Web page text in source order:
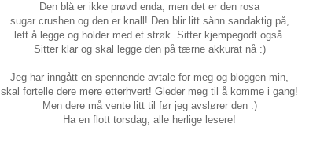
Den blå er ikke prøvd enda, men det er den rosa
sugar crushen og den er knall! Den blir litt sånn sandaktig på,
lett å legge og holder med et strøk. Sitter kjempegodt også.
Sitter klar og skal legge den på tærne akkurat nå :)
Jeg har inngått en spennende avtale for meg og bloggen min,
skal fortelle dere mere etterhvert! Gleder meg til å komme i gang!
Men dere må vente litt til før jeg avslører den :)
Ha en flott torsdag, alle herlige lesere!